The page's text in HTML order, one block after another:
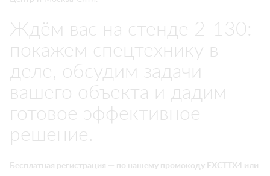
Ждём вас на стенде 2-130:
покажем спецтехнику в
деле, обсудим задачи
вашего объекта и дадим
готовое эффективное
решение.
Бесплатная регистрация — по нашему промокоду EXCTTX4 или